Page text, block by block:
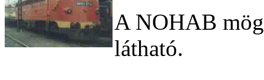
A NOHAB
látható.